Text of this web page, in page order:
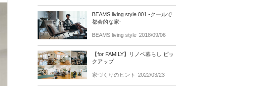
BEAMS living style 001 -クールで
都会的な家-
BEAMS living style 2018/09/06
【for FAMILY】リノベ暮らし ピッ
クアップ
家づくりのヒント 2022/03/23